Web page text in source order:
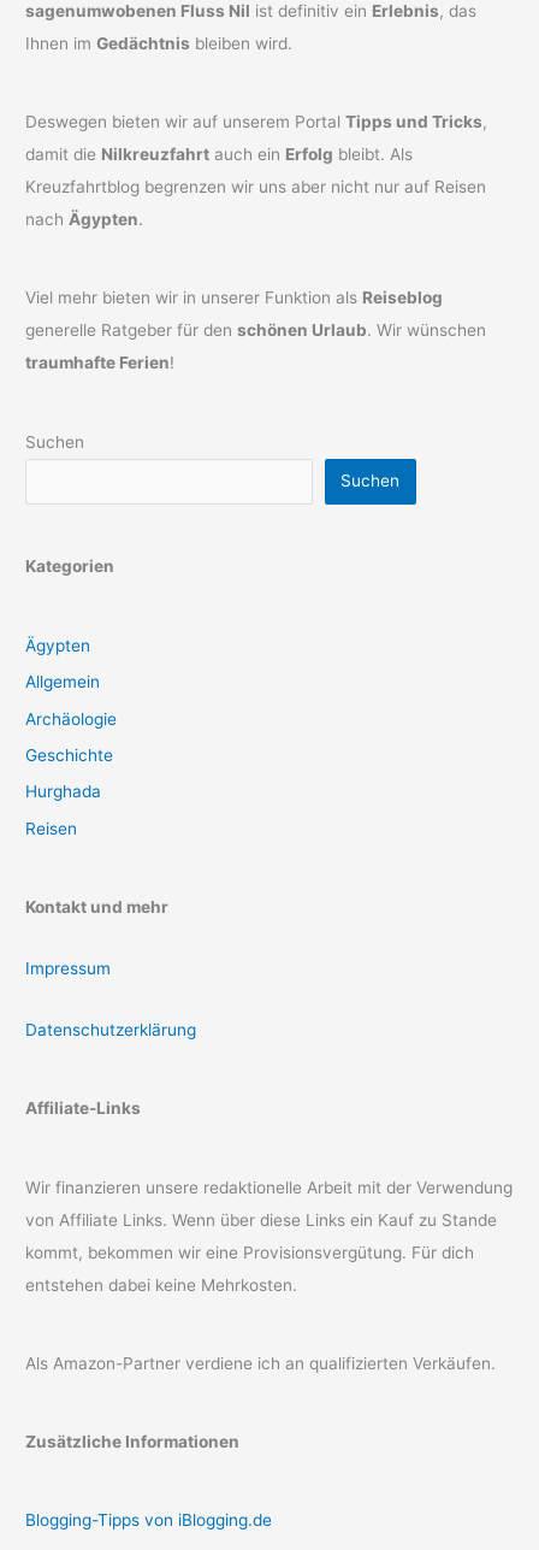
sagenumwobenen Fluss Nil ist definitiv ein Erlebnis, das
Ihnen imGedächtnis bleiben wird.
Deswegen bieten wir auf unserem PortalTipps und Tricks,
damit die Nilkreuzfahrt auch ein Erfolg bleibt. Als
Kreuzfahrtblog begrenzen wir uns aber nicht nur auf Reisen
nach Ägypten.
Viel mehr bieten wir in unserer Funktion als Reiseblog
generelle Ratgeber für denschönen Urlaub. Wir wünschen
traumhafte Ferien!
Suchen
Suchen
Kategorien
Ägypten
Allgemein
Archäologie
Geschichte
Hurghada
Reisen
Kontakt und mehr
Impressum
Datenschutzerklärung
Affiliate-Links
Wir finanzieren unsere redaktionelle Arbeit mit der Verwendung
von Affiliate Links. Wenn über diese Links ein Kauf zu Stande
kommt, bekommen wir eine Provisionsvergütung. Für dich
entstehen dabei keine Mehrkosten.
Als Amazon-Partner verdiene ich an qualifizierten Verkäufen.
Zusätzliche Informationen
Blogging-Tipps von iBlogging.de